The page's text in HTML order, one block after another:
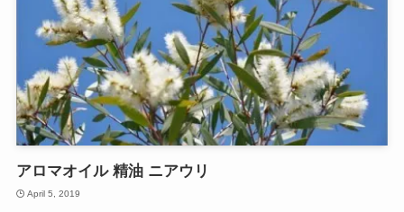
アロマオイル 精油 ニアウリ
April 5, 2019